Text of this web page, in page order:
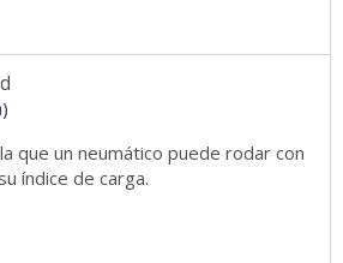
que un neumático puede rodar con
índice de carga.